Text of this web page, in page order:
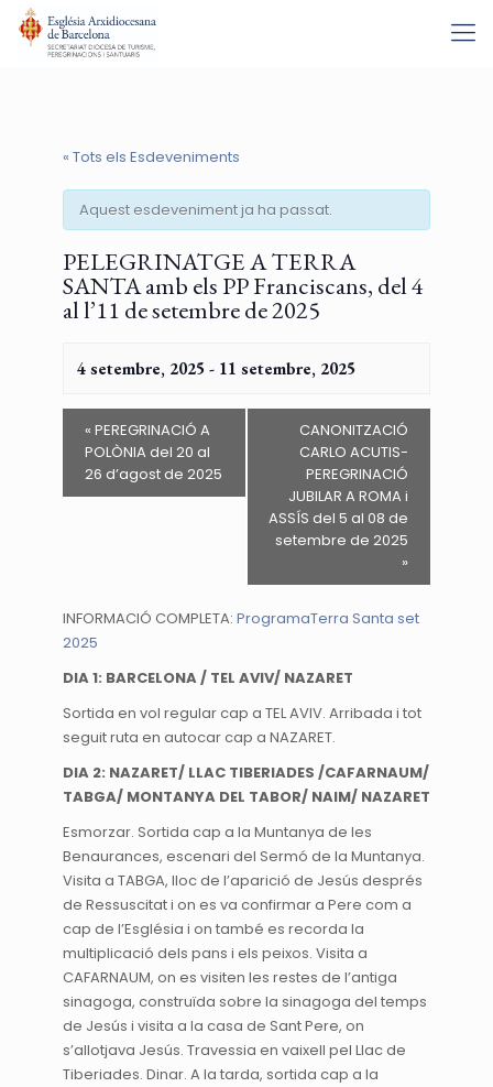
« Tots els Esdeveniments
Aquest esdeveniment ja ha passat.
PELEGRINATGE A TERRA
SANTA amb els PP Franciscans, del 4
al l’11 de setembre de 2025
4 setembre, 2025- 11 setembre, 2025
« PEREGRINACIÓ A
POLÒNIA del 20 al
26 d’agost de 2025
CANONITZACIÓ
CARLO ACUTIS-
PEREGRINACIÓ
JUBILAR A ROMA i
ASSÍS del 5 al 08 de
setembre de 2025
»
INFORMACIÓ COMPLETA: ProgramaTerra Santa set
2025
DIA 1: BARCELONA / TEL AVIV/ NAZARET
Sortida en vol regular cap a TEL AVIV. Arribada i tot
seguit ruta en autocar cap a NAZARET.
DIA 2: NAZARET/ LLAC TIBERIADES /CAFARNAUM/
TABGA/ MONTANYA DEL TABOR/ NAIM/ NAZARET
Esmorzar. Sortida cap a la Muntanya de les
Benaurances, escenari del Sermó de la Muntanya.
Visita a TABGA, lloc de l’aparició de Jesús després
de Ressuscitat i on es va confirmar a Pere com a
cap de l’Església i on també es recorda la
multiplicació dels pans i els peixos. Visita a
CAFARNAUM, on es visiten les restes de l’antiga
sinagoga, construïda sobre la sinagoga del temps
de Jesús i visita a la casa de Sant Pere, on
s’allotjava Jesús. Travessia en vaixell pel Llac de
Tiberiades. Dinar. A la tarda, sortida cap a la